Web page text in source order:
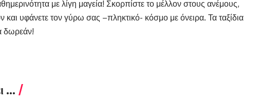
με λίγη μαγεία! Σκορπίστε το μέλλον στους ανέμους,
υφάνετε τον γύρω σας –πληκτικό- κόσμο με όνειρα. Τα ταξίδια
δωρεάν!
...